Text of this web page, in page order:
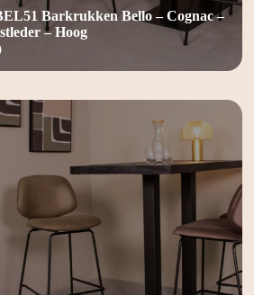
Barkrukken Bello – Cognac –
– Hoog